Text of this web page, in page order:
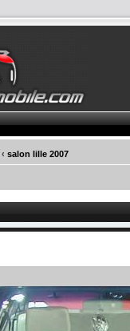
‹ salon lille 2007